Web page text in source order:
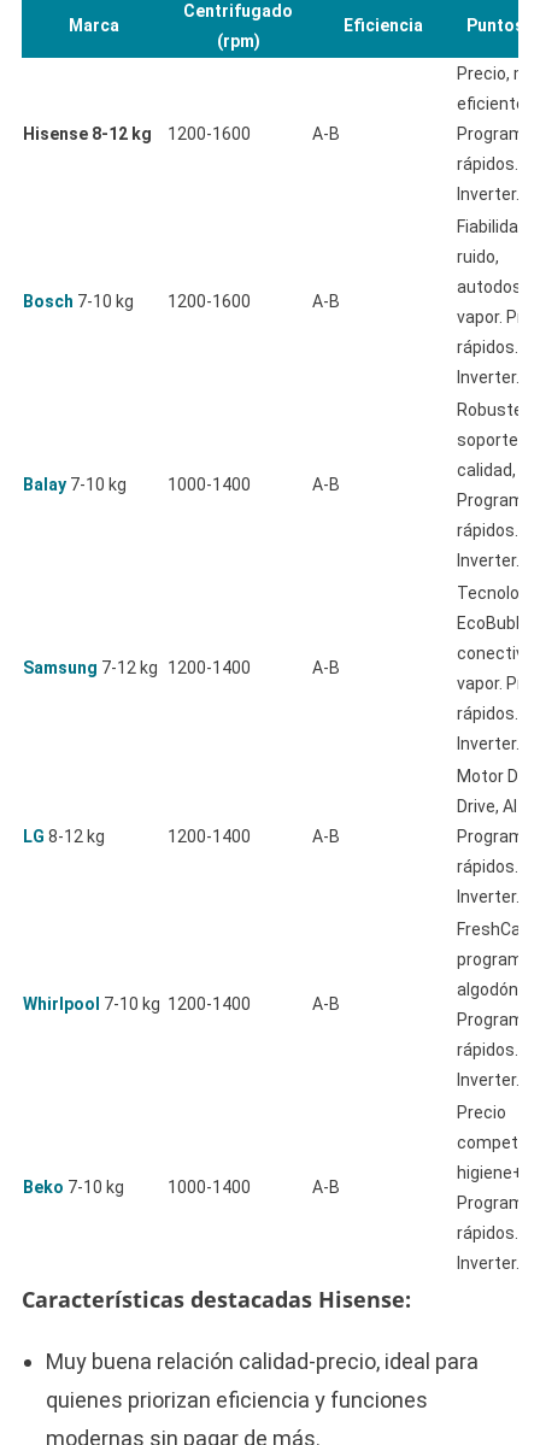
Marca
Centrifugado
(rpm)
Eficiencia Puntos
Hisense 8-12 kg 1200-1600 A-B
Precio,
eficiente,
rápidos.
Inverter.
Bosch 7-10 kg 1200-1600 A-B
Fiabilidad,
ruido,
vapor.
rápidos.
Inverter.
Balay7-10 kg 1000-1400 A-B
Robustez,
soporte
calidad,
rápidos.
Inverter.
Samsung 7-12 kg 1200-1400 A-B
vapor.
rápidos.
Inverter.
LG 8-12 kg 1200-1400 A-B
Motor
Drive, AI
rápidos.
Inverter.
Whirlpool 7-10 kg 1200-1400 A-B
FreshCare,
algodón,
rápidos.
Inverter.
Beko 7-10 kg 1000-1400 A-B
Precio
higiene+,
rápidos.
Inverter.
Características destacadas Hisense:
Muy buena relación calidad-precio, ideal para
quienes priorizan eficiencia y funciones
modernas sin pagar de más.​